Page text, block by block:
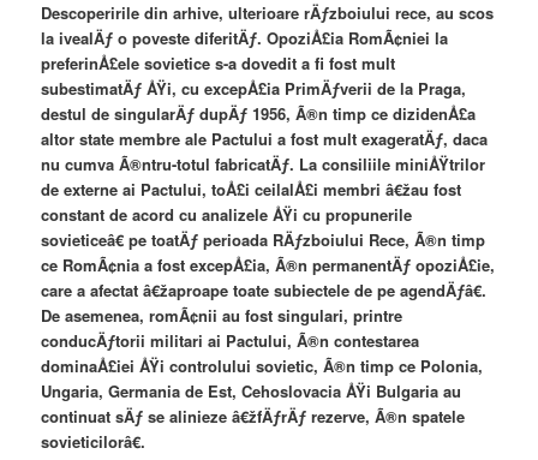
Descoperirile din arhive, ulterioare rÄƒzboiului rece, au scos
la ivealÄƒ o poveste diferitÄƒ. OpoziÅ£ia RomÃ¢niei la
preferinÅ£ele sovietice s-a dovedit a fi fost mult
subestimatÄƒ ÅŸi, cu excepÅ£ia PrimÄƒverii de la Praga,
destul de singularÄƒ dupÄƒ 1956, Ã®n timp ce dizidenÅ£a
altor state membre ale Pactului a fost mult exageratÄƒ, daca
nu cumva Ã®ntru-totul fabricatÄƒ. La consiliile miniÅŸtrilor
de externe ai Pactului, toÅ£i ceilalÅ£i membri â€žau fost
constant de acord cu analizele ÅŸi cu propunerile
sovieticeâ€ pe toatÄƒ perioada RÄƒzboiului Rece, Ã®n timp
ce RomÃ¢nia a fost excepÅ£ia, Ã®n permanentÄƒ opoziÅ£ie,
care a afectat â€žaproape toate subiectele de pe agendÄƒâ€.
De asemenea, romÃ¢nii au fost singulari, printre
conducÄƒtorii militari ai Pactului, Ã®n contestarea
dominaÅ£iei ÅŸi controlului sovietic, Ã®n timp ce Polonia,
Ungaria, Germania de Est, Cehoslovacia ÅŸi Bulgaria au
continuat sÄƒ se alinieze â€žfÄƒrÄƒ rezerve, Ã®n spatele
sovieticilorâ€.